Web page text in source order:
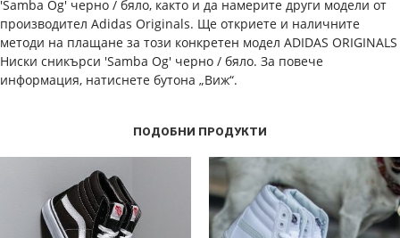
'Samba Og' черно / бяло, както и да намерите други модели от
производител Adidas Originals. Ще откриете и наличните
методи на плащане за този конкретен модел ADIDAS ORIGINALS
Ниски сникърси 'Samba Og' черно / бяло. За повече
информация, натиснете бутона „Виж“.
ПОДОБНИ ПРОДУКТИ